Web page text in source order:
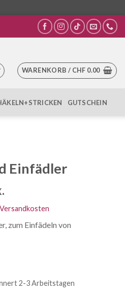
WARENKORB / CHF 0.00
GUTSCHEIN
Einfädler
Versandkosten
zum Einfädeln von
2-3 Arbeitstagen